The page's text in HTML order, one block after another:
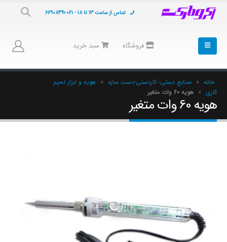
تماس از ساعت 13 تا 18 - 021-66908491
فروشگاه سبد خرید
خانه » صنایع دستی- کاردستی-دست سازه » هویه و ابزار لحیم
کاری » هویه 60 وات متغیر
هویه 60 وات متغیر